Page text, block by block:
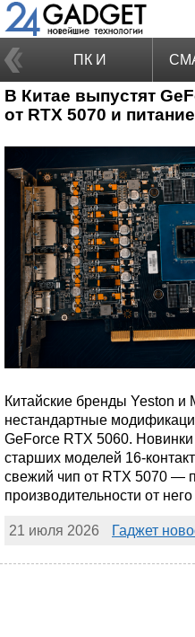
ПК И
НОУТБУКИ
В Китае выпустят
от RTX 5070 и
Китайские бренды Yeston и
нестандартные
GeForce RTX 5060.
старших моделей 16-
свежий чип от RTX 5070 —
производительности от
21 июля 2026 Гаджет